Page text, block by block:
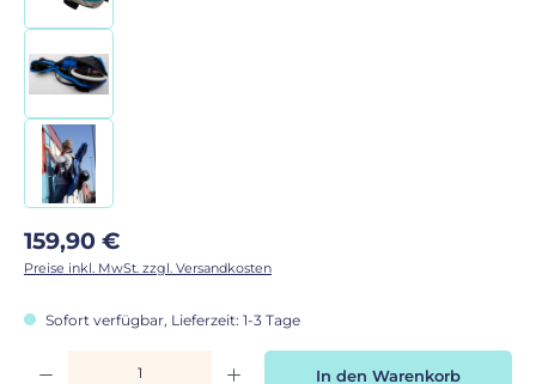
Regulärer Preis:
159,90 €
Preise inkl. MwSt. zzgl. Versandkosten
Sofort verfügbar, Lieferzeit: 1-3 Tage
Produkt Anzahl: Gib den gewünschten Wert ein oder benutze die
In den Warenkorb